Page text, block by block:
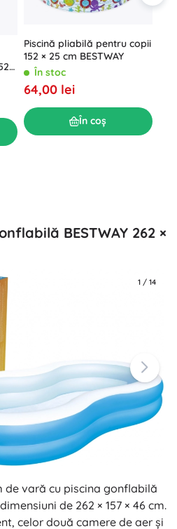
×
Piscină pliabilă pentru copii
152 × 25 cm BESTWAY
În stoc
64,00 lei
În coș
BESTWAY 262 ×
1 / 14
de vară cu piscina gonflabilă
de 262 × 157 × 46 cm.
celor două camere de aer și